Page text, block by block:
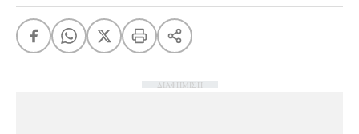
ΔΙΑΦΗΜΙΣΗ